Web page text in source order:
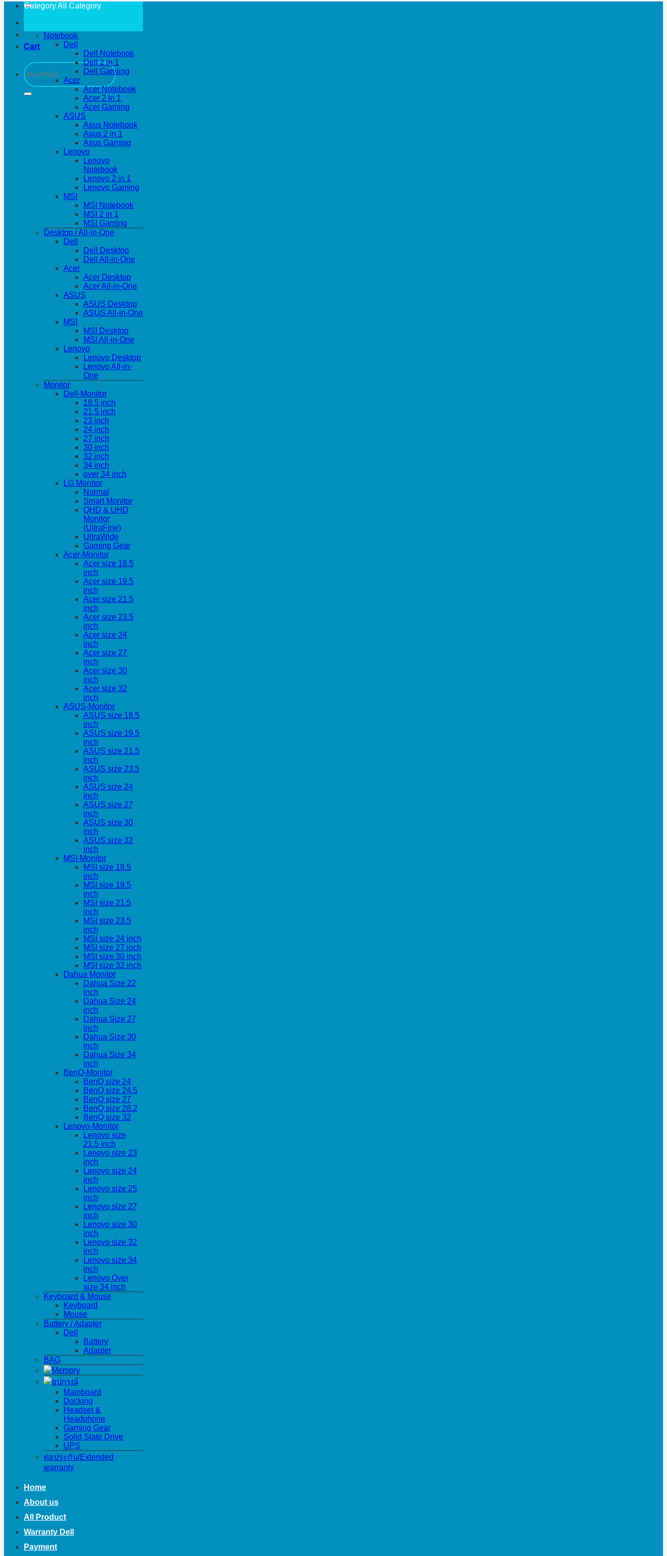
Cart
Search
for:
Category All Category
Notebook
Dell
Dell Notebook
Dell 2 in 1
Dell Gamiing
Acer
Acer Notebook
Acer 2 in 1
Acer Gaming
ASUS
Asus Notebook
Asus 2 in 1
Asus Gaming
Lenovo
Lenovo
Notebook
Lenovo 2 in 1
Lenovo Gaming
MSI
MSI Notebook
MSI 2 in 1
MSI Gaming
Desktop / All-in-One
Dell
Dell Desktop
Dell All-in-One
Acer
Acer Desktop
Acer All-in-One
ASUS
ASUS Desktop
ASUS All-in-One
MSI
MSI Desktop
MSI All-in-One
Lenovo
Lenovo Desktop
Lenovo All-in-
One
Monitor
Dell-Monitor
18.5 inch
21.5 inch
23 inch
24 inch
27 inch
30 inch
32 inch
34 inch
over 34 inch
LG Monitor
Normal
Smart Monitor
QHD & UHD
Monitor
(UltraFine)
UltraWide
Gaming Gear
Acer-Monitor
Acer size 18.5
inch
Acer size 19.5
inch
Acer size 21.5
inch
Acer size 23.5
inch
Acer size 24
inch
Acer size 27
inch
Acer size 30
inch
Acer size 32
inch
ASUS-Monitor
ASUS size 18.5
inch
ASUS size 19.5
inch
ASUS size 21.5
inch
ASUS size 23.5
inch
ASUS size 24
inch
ASUS size 27
inch
ASUS size 30
inch
ASUS size 32
inch
MSI-Monitor
MSI size 18.5
inch
MSI size 19.5
inch
MSI size 21.5
inch
MSI size 23.5
inch
MSI size 24 inch
MSI size 27 inch
MSI size 30 inch
MSI size 32 inch
Dahua Monitor
Dahua Size 22
inch
Dahua Size 24
inch
Dahua Size 27
inch
Dahua Size 30
inch
Dahua Size 34
inch
BenQ-Monitor
BenQ size 24
BenQ size 24.5
BenQ size 27
BenQ size 28.2
BenQ size 32
Lenovo-Monitor
Lenovo size
21.5 inch
Lenovo size 23
inch
Lenovo size 24
inch
Lenovo size 25
inch
Lenovo size 27
inch
Lenovo size 30
inch
Lenovo size 32
inch
Lenovo size 34
inch
Lenovo Over
size 34 inch
Keyboard & Mouse
Keyboard
Mouse
Battery / Adapter
Dell
Battery
Adapter
BAG
Memory
อุปกรณ์
Mainboard
Docking
Headset &
Headphone
Gaming Gear
Solid State Drive
UPS
ต่อประกัน/Extended
warranty
Home
About us
All Product
Warranty Dell
Payment